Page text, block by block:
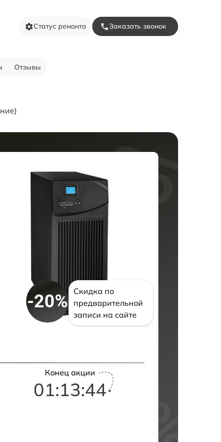
Статус ремонта Заказать звонок
Отзывы
-20%
Скидка по
предварительной
записи на сайте
Конец акции
01:13:43